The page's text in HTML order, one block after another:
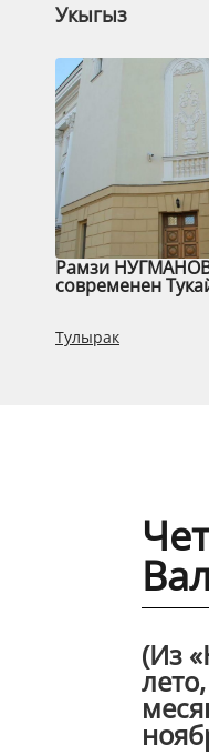
Укыгыз
Рамзи
современен
Тулырак
(Из